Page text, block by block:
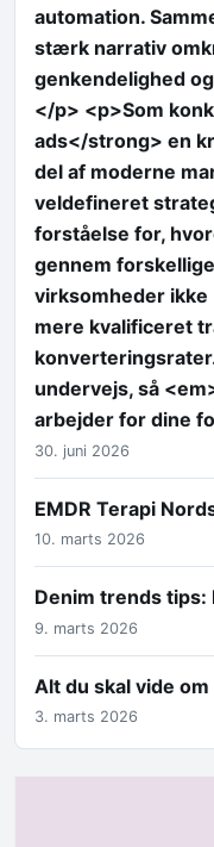
automation.
stærk narrativ
genkendelighed
</p> <p>Som
ads</strong> en
del af moderne
veldefineret
forståelse for,
gennem
virksomheder ikke
mere kvalificeret
undervejs, så
arbejder for dine
30. juni 2026
EMDR Terapi
10. marts 2026
Denim trends
9. marts 2026
Alt du skal vide
3. marts 2026